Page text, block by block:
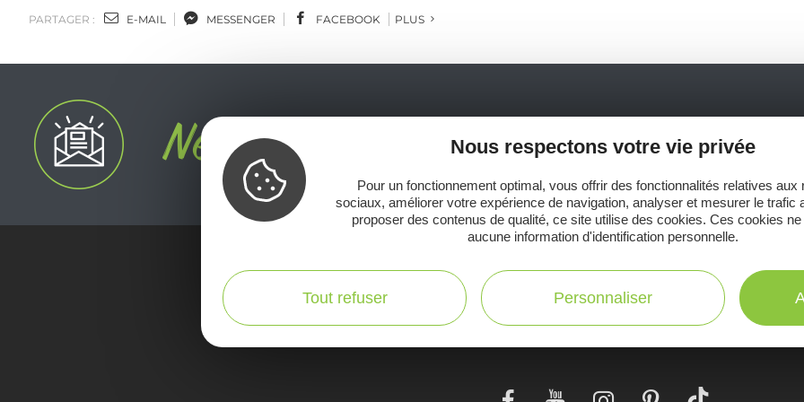
PARTAGER : E-MAIL MESSENGER FACEBOOK PLUS
inspirer pour profiter pleinement de votre
Voir la Carte
Toutes les infos
pratiques
Nous respectons votre vie privée
Pour un fonctionnement optimal, vous offrir des fonctionnalités relatives aux
sociaux, améliorer votre expérience de navigation, analyser et mesurer le trafic
proposer des contenus de qualité, ce site utilise des cookies. Ces cookies
aucune information d'identification personnelle.
Tout refuser Personnaliser